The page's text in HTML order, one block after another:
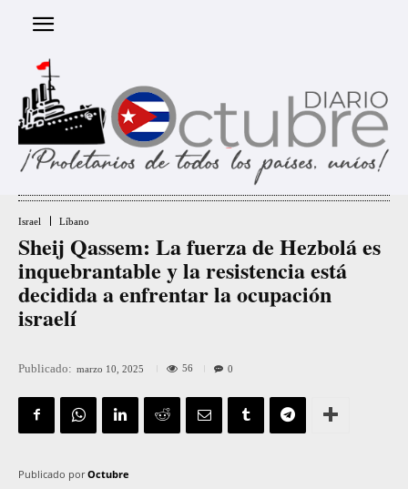
Israel Líbano
Sheij Qassem: La fuerza de Hezbolá es
inquebrantable y la resistencia está
decidida a enfrentar la ocupación
israelí
Publicado: marzo 10, 2025 56 0
Publicado por Octubre